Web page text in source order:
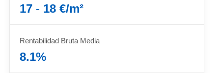
17 - 18 €/m²
Rentabilidad Bruta Media
8.1%